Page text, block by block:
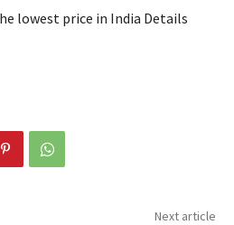
lowest price in India Details
Next article